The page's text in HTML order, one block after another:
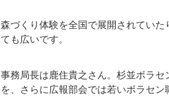
森づくり体験を全国で展開されていた
ても広いです。
事務局長は鹿住貴之さん。杉並ボラ
を、さらに広報部会では若いボラセン